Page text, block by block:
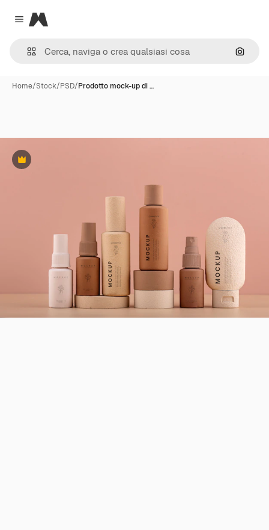
Close menu
Magnific
Cerca
Home/Stock/PSD/Prodotto mock-up di …
Premium